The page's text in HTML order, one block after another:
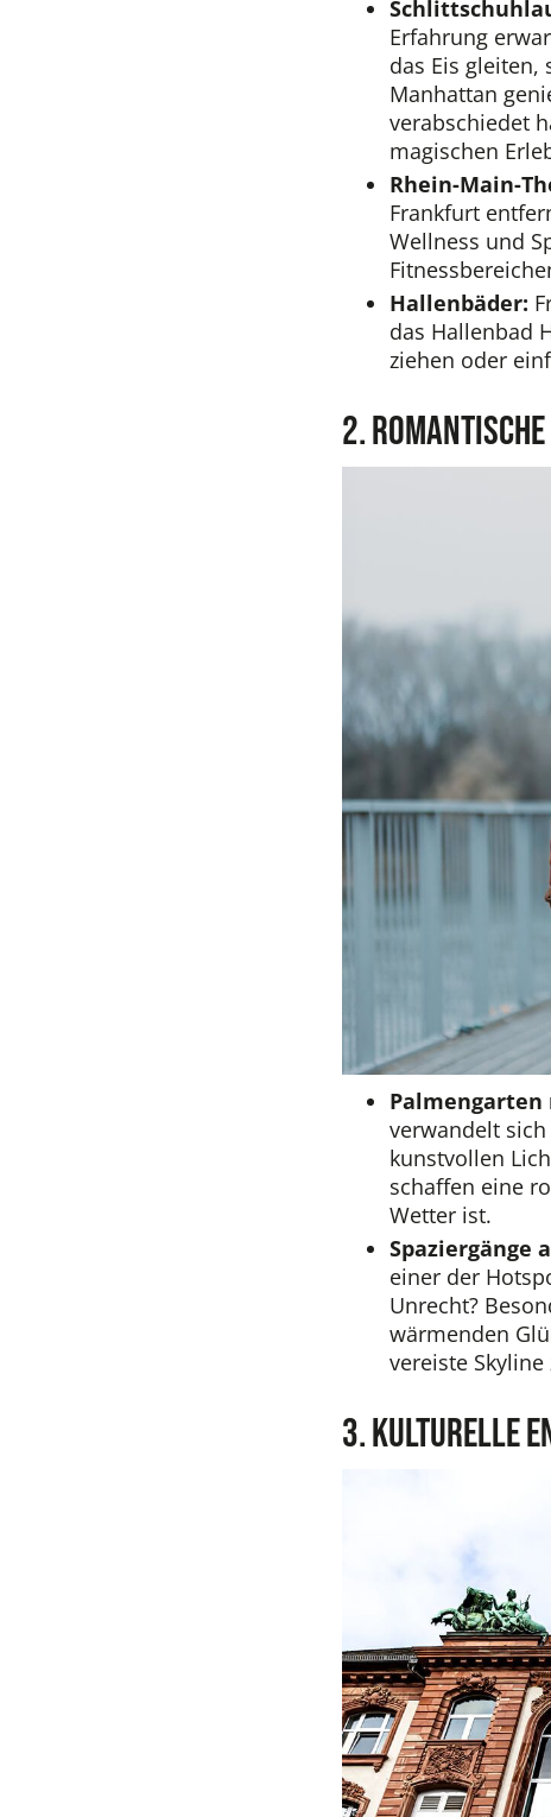
Erfahrung
das Eis
Manhattan
verabschiedet
magischen
Rhein-Main-
Frankfurt
Wellness und
Hallenbäder:
das Hallenbad
ziehen oder
2.
verwandelt
kunstvollen
schaffen eine
Wetter ist.
Spaziergänge
einer der
Unrecht?
wärmenden
vereiste
3. Kulturelle